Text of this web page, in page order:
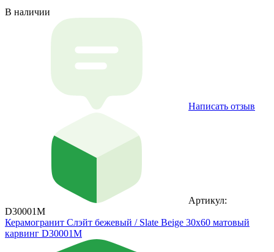
В наличии
Написать отзыв
Артикул:
D30001M
Керамогранит Слэйт бежевый / Slate Beige 30х60 матовый
карвинг D30001M